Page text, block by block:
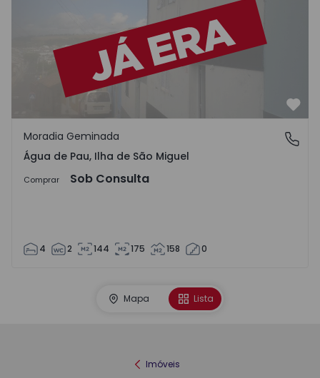
Água de Pau, Ilha de São Miguel
Moradia Geminada
Água de Pau, Ilha de São Miguel
Comprar Sob Consulta
4 2 144 175 158 0
Mapa Lista
Imóveis